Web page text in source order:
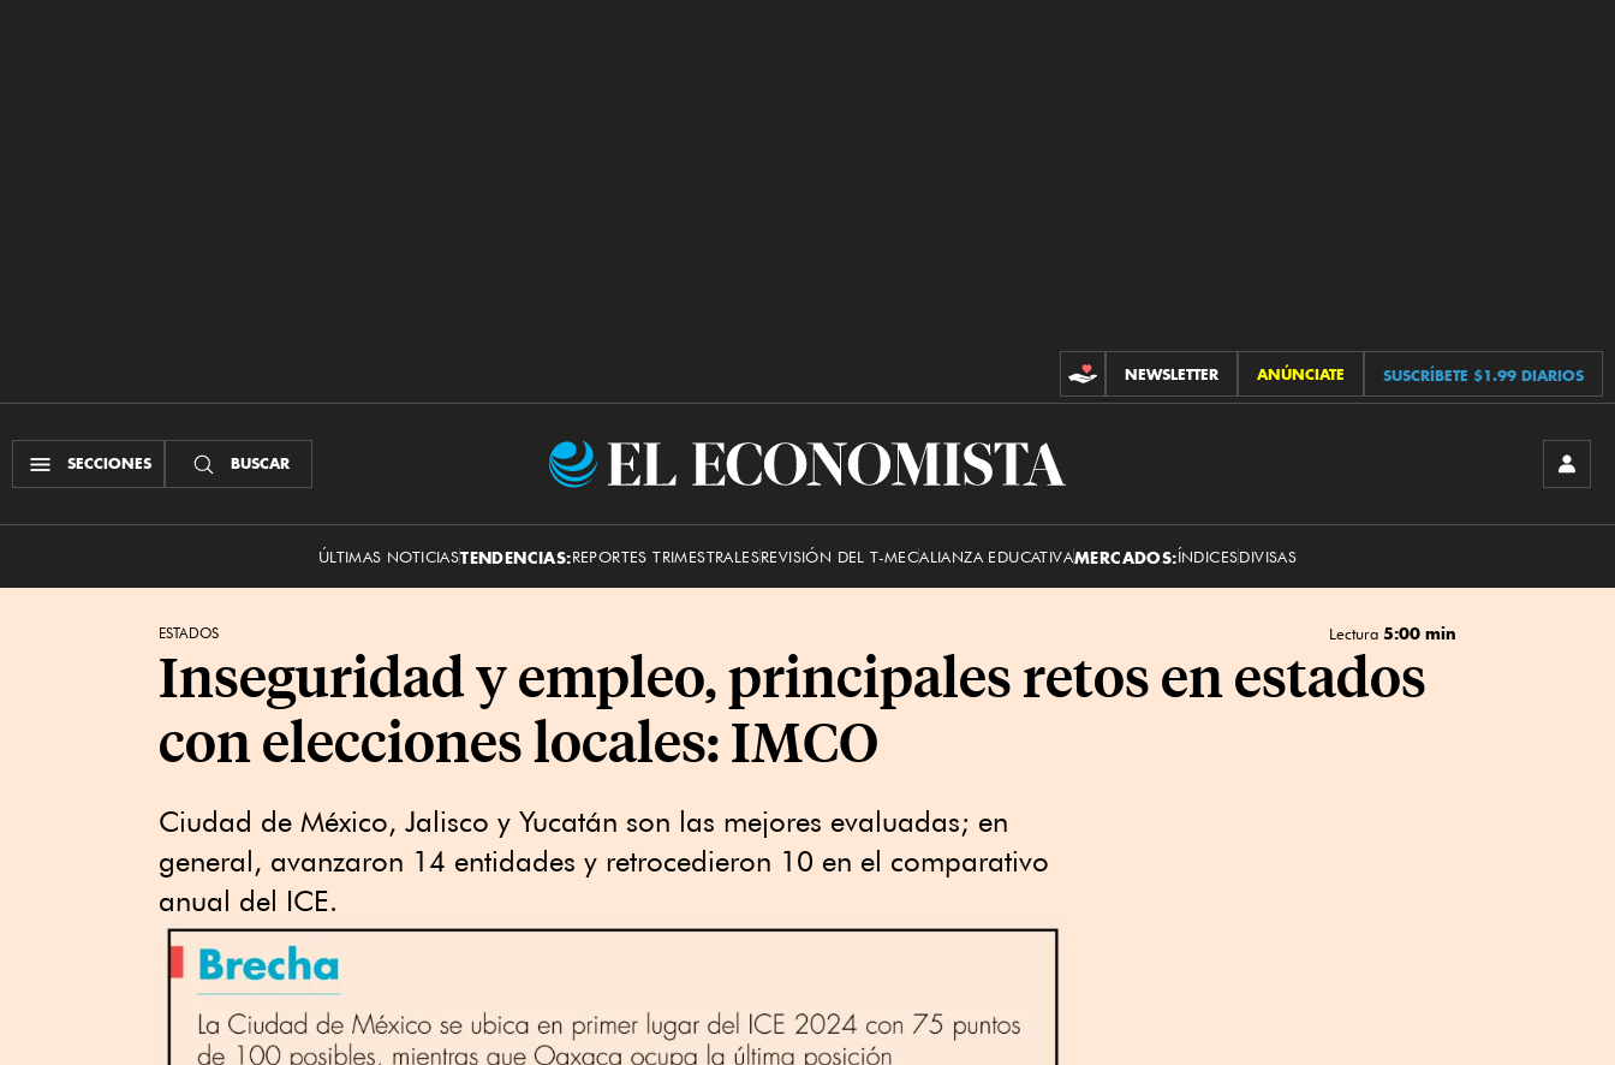
CONTRIBUCIONES
NEWSLETTER ANÚNCIATE SUSCRÍBETE $1.99 DIARIOS
SECCIONES BUSCAR
El
ÚLTIMAS NOTICIASTENDENCIAS:REPORTES TRIMESTRALESREVISIÓN DEL T-MECALIANZA EDUCATIVAMERCADOS:ÍNDICESDIVISAS
ESTADOS Lectura 5:00 min
Inseguridad y empleo, principales retos en estados
con elecciones locales: IMCO
Ciudad de México, Jalisco y Yucatán son las mejores evaluadas; en
general, avanzaron 14 entidades y retrocedieron 10 en el comparativo
anual del ICE.